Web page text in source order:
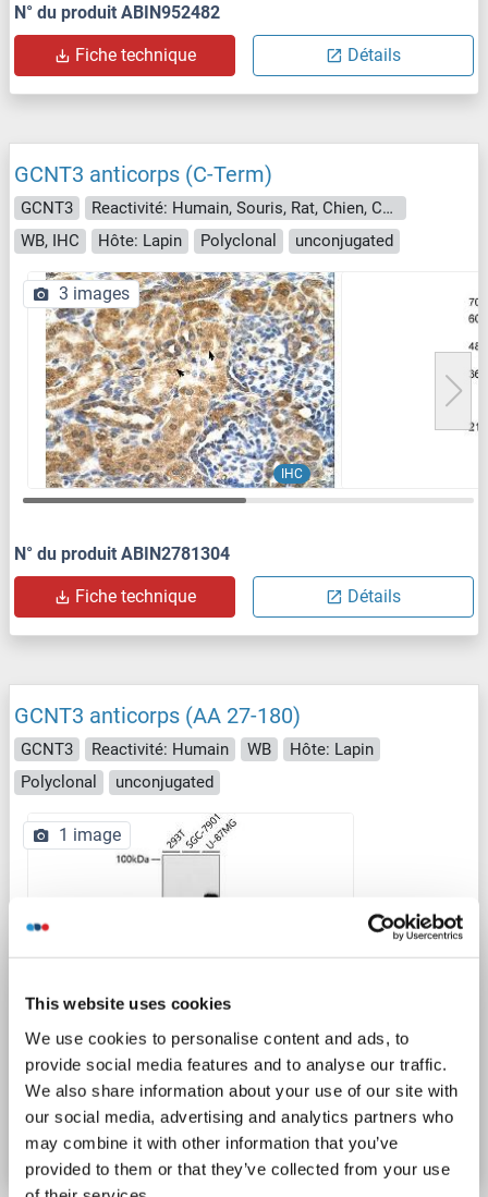
This website uses cookies
We use cookies to personalise content and ads, to
provide social media features and to analyse our traffic.
We also share information about your use of our site with
our social media, advertising and analytics partners who
may combine it with other information that you’ve
provided to them or that they’ve collected from your use
N° du produit ABIN952482
Fiche technique Détails
GCNT3 anticorps (C-Term)
GCNT3
Reactivité: Humain, Souris, Rat, Chien, Cheval, Boeuf (Vache), Cobaye, Porc, Lapin, Saccharomyces cerevisiae, Mouton
WB, IHC
Hôte: Lapin Polyclonal unconjugated
IHC
3 images
N° du produit ABIN2781304
Fiche technique Détails
GCNT3 anticorps (AA 27-180)
GCNT3 Reactivité: Humain WB
Hôte: Lapin
Polyclonal
unconjugated
1 image
N° du produit ABIN6141030
Fiche technique Détails